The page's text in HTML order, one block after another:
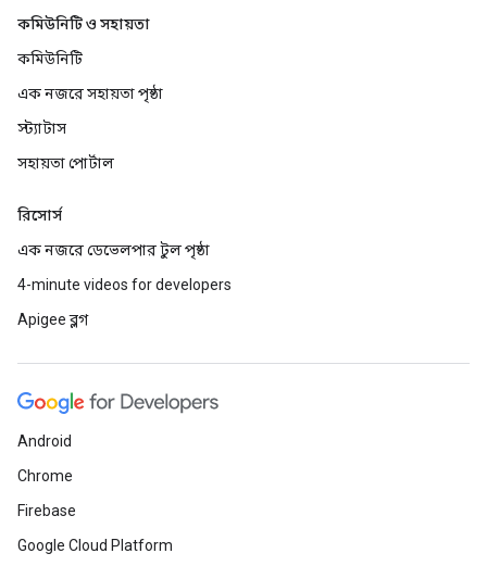
কমিউনিটি ও সহায়তা
কমিউনিটি
এক নজরে সহায়তা পৃষ্ঠা
স্ট্যাটাস
সহায়তা পোর্টাল
রিসোর্স
এক নজরে ডেভেলপার টুল পৃষ্ঠা
4-minute videos for developers
Apigee ব্লগ
Android
Chrome
Firebase
Google Cloud Platform